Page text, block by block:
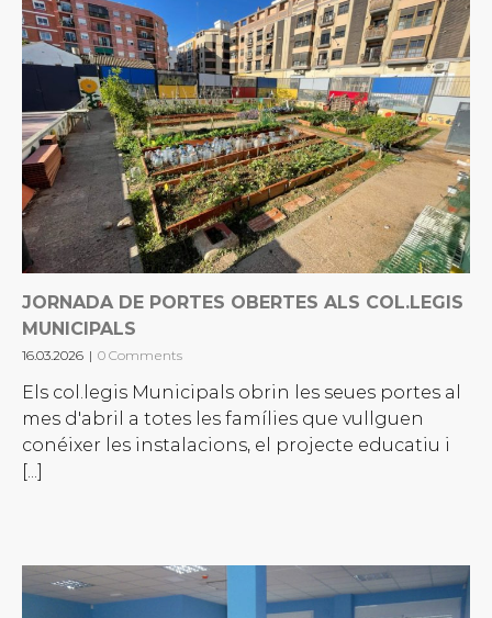
JORNADA DE PORTES OBERTES ALS COL.LEGIS
MUNICIPALS
16.03.2026 | 0 Comments
Els col.legis Municipals obrin les seues portes al
mes d'abril a totes les famílies que vullguen
conéixer les instalacions, el projecte educatiu i
[...]